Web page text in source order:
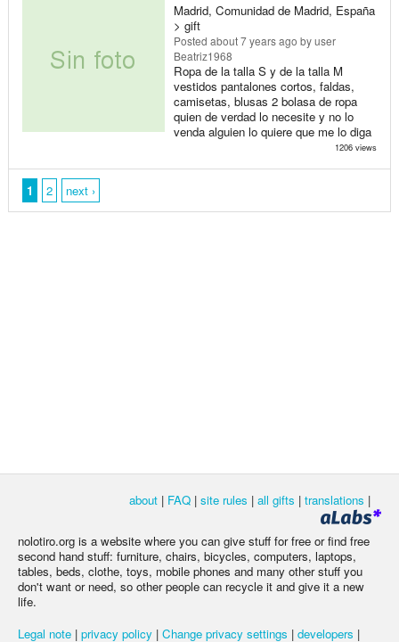
Madrid, Comunidad de Madrid, España
> gift
Posted about 7 years ago by user
Beatriz1968
Ropa de la talla S y de la talla M
vestidos pantalones cortos, faldas,
camisetas, blusas 2 bolasa de ropa
quien de verdad lo necesite y no lo
venda alguien lo quiere que me lo diga
1206 views
1 2 next ›
about | FAQ | site rules | all gifts | translations |
nolotiro.org is a website where you can give stuff for free or find free
second hand stuff: furniture, chairs, bicycles, computers, laptops,
tables, beds, clothe, toys, mobile phones and many other stuff you
don't want or need, so other people can recycle it and give it a new
life.
Legal note | privacy policy | Change privacy settings | developers |